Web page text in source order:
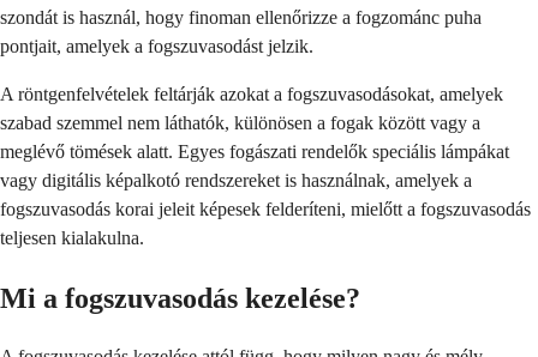
szondát is használ, hogy finoman ellenőrizze a fogzománc puha
pontjait, amelyek a fogszuvasodást jelzik.
A röntgenfelvételek feltárják azokat a fogszuvasodásokat, amelyek
szabad szemmel nem láthatók, különösen a fogak között vagy a
meglévő tömések alatt. Egyes fogászati rendelők speciális lámpákat
vagy digitális képalkotó rendszereket is használnak, amelyek a
fogszuvasodás korai jeleit képesek felderíteni, mielőtt a fogszuvasodás
teljesen kialakulna.
Mi a fogszuvasodás kezelése?